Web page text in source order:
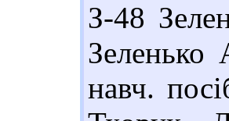
З-48
Зеленько
навч.